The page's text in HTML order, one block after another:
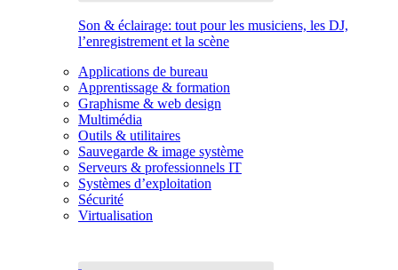
Son & éclairage: tout pour les musiciens, les DJ,
l’enregistrement et la scène
Applications de bureau
Apprentissage & formation
Graphisme & web design
Multimédia
Outils & utilitaires
Sauvegarde & image système
Serveurs & professionnels IT
Systèmes d’exploitation
Sécurité
Virtualisation